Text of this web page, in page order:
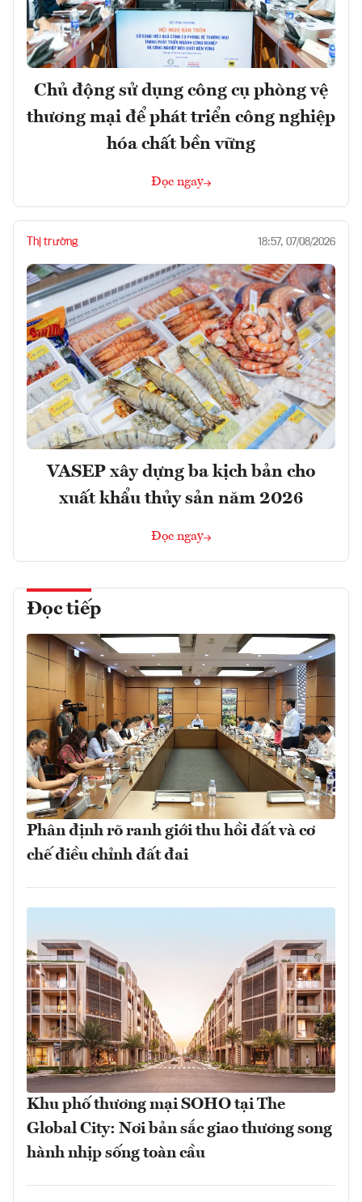
Chủ động sử dụng công cụ phòng vệ
thương mại để phát triển công nghiệp
hóa chất bền vững
Đọc ngay
Thị trường 18:57, 07/08/2026
VASEP xây dựng ba kịch bản cho
xuất khẩu thủy sản năm 2026
Đọc ngay
Đọc tiếp
Phân định rõ ranh giới thu hồi đất và cơ
chế điều chỉnh đất đai
Khu phố thương mại SOHO tại The
Global City: Nơi bản sắc giao thương song
hành nhịp sống toàn cầu